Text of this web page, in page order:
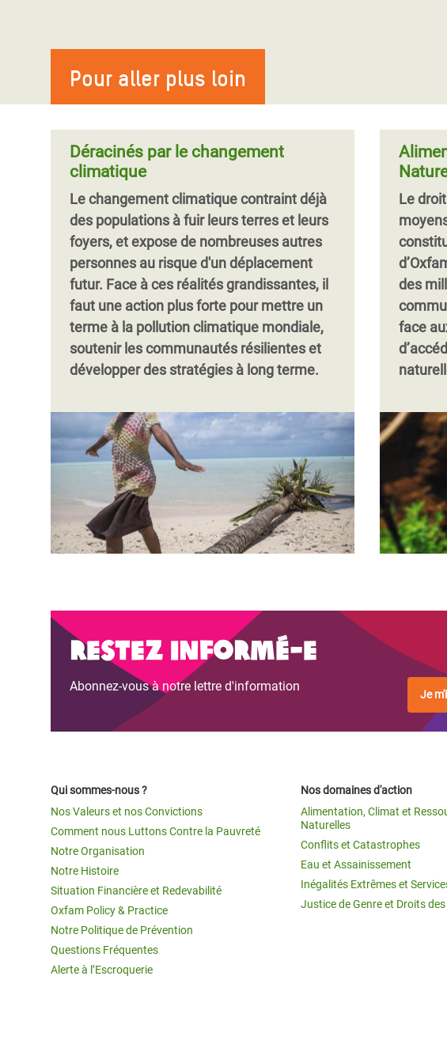
agriculteurs et pêcheurs d’un village côtier
ont été expulsés de force de leurs terres,
qui servent dorénavant à promouvoir le
conditions difficiles. Soutenez Rathnamali,
rejoignez la campagne Défendons le droit
à la terre.
foncier
la
croissance dans la plupart des pays. Pire
encore, les nouvelles mesures et analyses
qu’elles sont sensiblement plus élevées
qu’annoncé précédemment. Cette
pour les moyens de subsistance d’environ
2,5 milliards de personnes travaillant dans
l’agriculture de petite échelle partout dans
le monde.
d’un
notre
Pour aller plus loin
Déracinés par le changement
climatique
Le changement climatique contraint déjà
des populations à fuir leurs terres et leurs
foyers, et expose de nombreuses autres
personnes au risque d'un déplacement
futur. Face à ces réalités grandissantes, il
faut une action plus forte pour mettre un
terme à la pollution climatique mondiale,
soutenir les communautés résilientes et
développer des stratégies à long terme.
Le
des
face
Restez informé-e
Abonnez-vous à notre lettre d'information
Je
Qui sommes-nous ?
Nos Valeurs et nos Convictions
Comment nous Luttons Contre la Pauvreté
Notre Organisation
Notre Histoire
Situation Financière et Redevabilité
Oxfam Policy & Practice
Notre Politique de Prévention
Questions Fréquentes
Alerte à l’Escroquerie
Nos domaines d'action
Alimentation, Climat et
Naturelles
Conflits et Catastrophes
Eau et Assainissement
Inégalités Extrêmes et
Justice de Genre et Droits